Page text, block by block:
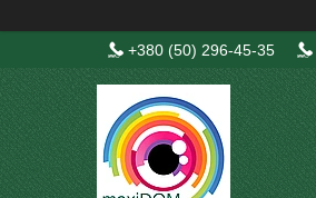
+380 (50) 296-45-35